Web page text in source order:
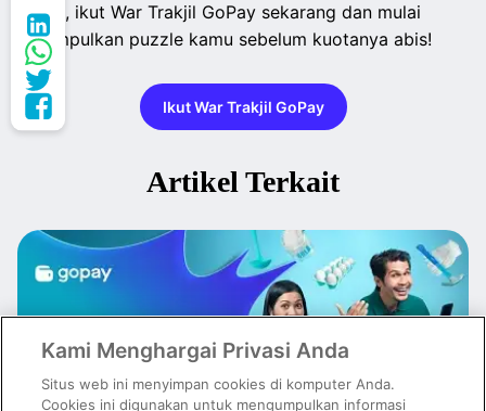
Yuk, ikut War Trakjil GoPay sekarang dan mulai
kumpulkan puzzle kamu sebelum kuotanya abis!
Ikut War Trakjil GoPay
Artikel Terkait
Kami Menghargai Privasi Anda
Situs web ini menyimpan cookies di komputer Anda.
Cookies ini digunakan untuk mengumpulkan informasi